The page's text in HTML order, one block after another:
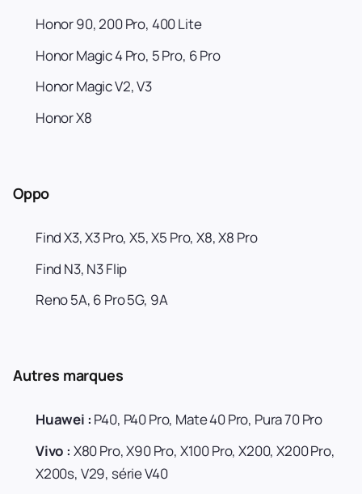
Honor 90, 200 Pro, 400 Lite
Honor Magic 4 Pro, 5 Pro, 6 Pro
Honor Magic V2, V3
Honor X8
Oppo
Find X3, X3 Pro, X5, X5 Pro, X8, X8 Pro
Find N3, N3 Flip
Reno 5A, 6 Pro 5G, 9A
Autres marques
Huawei : P40, P40 Pro, Mate 40 Pro, Pura 70 Pro
Vivo : X80 Pro, X90 Pro, X100 Pro, X200, X200 Pro,
X200s, V29, série V40